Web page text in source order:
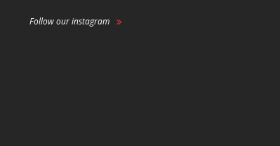
Follow our instagram